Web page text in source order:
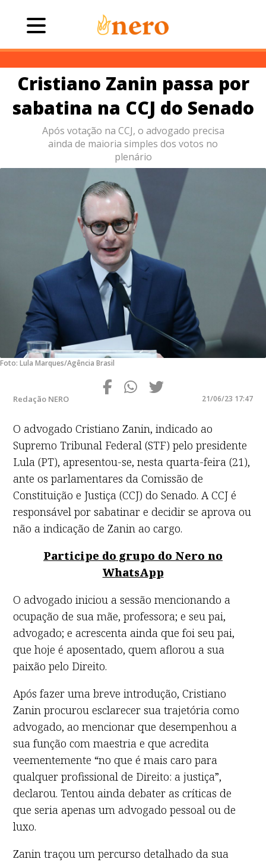
Cristiano Zanin passa por
sabatina na CCJ do Senado
Após votação na CCJ, o advogado precisa
ainda de maioria simples dos votos no
plenário
Foto: Lula Marques/Agência Brasil
Redação NERO 21/06/23 17:47
O advogado Cristiano Zanin, indicado ao
Supremo Tribunal Federal (STF) pelo presidente
Lula (PT), apresentou-se, nesta quarta-feira (21),
ante os parlamentares da Comissão de
Constituição e Justiça (CCJ) do Senado. A CCJ é
responsável por sabatinar e decidir se aprova ou
não a indicação de Zanin ao cargo.
Participe do grupo do Nero no
WhatsApp
O advogado iniciou a sessão mencionando a
ocupação de sua mãe, professora; e seu pai,
advogado; e acrescenta ainda que foi seu pai,
que hoje é aposentado, quem aflorou a sua
paixão pelo Direito.
Após fazer uma breve introdução, Cristiano
Zanin procurou esclarecer sua trajetória como
advogado, ao mencionar que desempenhou a
sua função com maestria e que acredita
veementemente “no que é mais caro para
qualquer profissional de Direito: a justiça”,
declarou. Tentou ainda debater as críticas de
que seria apenas um advogado pessoal ou de
luxo.
Zanin traçou um percurso detalhado da sua